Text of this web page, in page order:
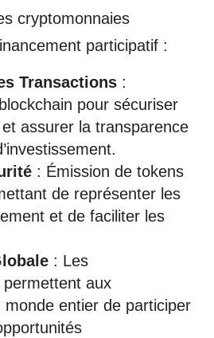
cryptomonnaies
participatif :
Transactions :
pour sécuriser
assurer la transparence
: Émission de tokens
de représenter les
et de faciliter les
: Les
aux
monde entier de participer